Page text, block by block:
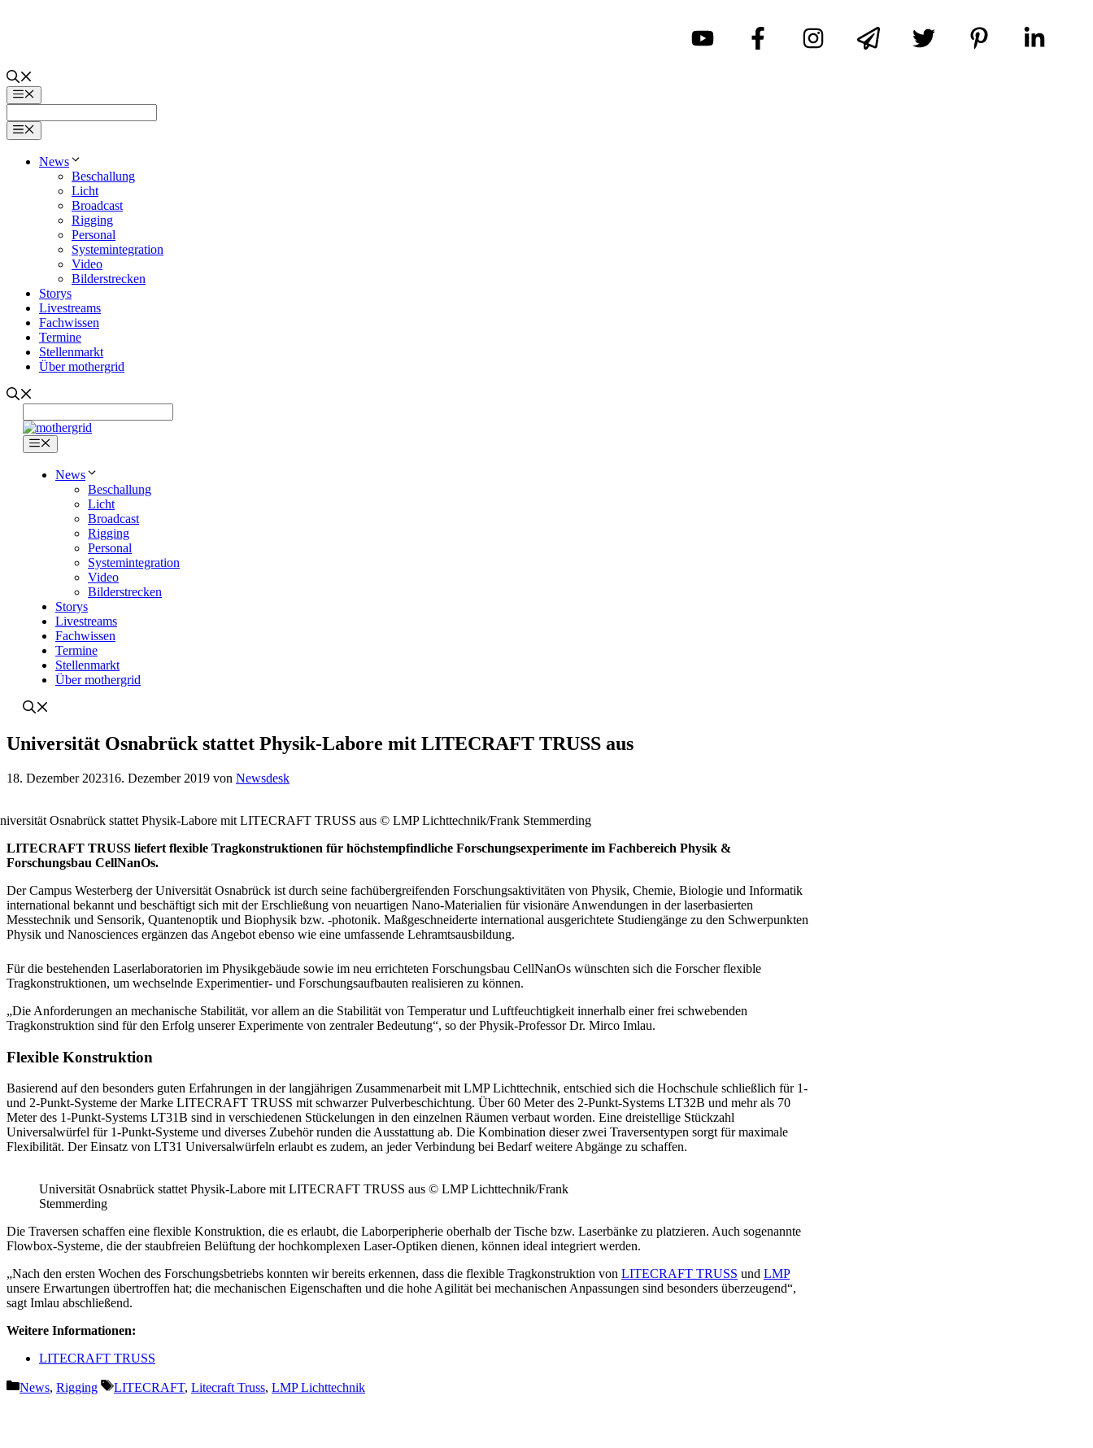
Menü
Menü
News
Beschallung
Licht
Broadcast
Rigging
Personal
Systemintegration
Video
Bilderstrecken
Storys
Livestreams
Fachwissen
Termine
Stellenmarkt
Über mothergrid
Menü
News
Beschallung
Licht
Broadcast
Rigging
Personal
Systemintegration
Video
Bilderstrecken
Storys
Livestreams
Fachwissen
Termine
Stellenmarkt
Über mothergrid
Universität Osnabrück stattet Physik-Labore mit LITECRAFT TRUSS aus
18. Dezember 202316. Dezember 2019 von Newsdesk
Osnabrück stattet Physik-Labore mit LITECRAFT TRUSS aus © LMP Lichttechnik/Frank Stemmerding
LITECRAFT TRUSS liefert flexible Tragkonstruktionen für höchstempfindliche Forschungsexperimente im Fachbereich Physik &
Forschungsbau CellNanOs.
Der Campus Westerberg der Universität Osnabrück ist durch seine fachübergreifenden Forschungsaktivitäten von Physik, Chemie, Biologie und Informatik
international bekannt und beschäftigt sich mit der Erschließung von neuartigen Nano-Materialien für visionäre Anwendungen in der laserbasierten
Messtechnik und Sensorik, Quantenoptik und Biophysik bzw. -photonik. Maßgeschneiderte international ausgerichtete Studiengänge zu den Schwerpunkten
Physik und Nanosciences ergänzen das Angebot ebenso wie eine umfassende Lehramtsausbildung.
Für die bestehenden Laserlaboratorien im Physikgebäude sowie im neu errichteten Forschungsbau CellNanOs wünschten sich die Forscher flexible
Tragkonstruktionen, um wechselnde Experimentier- und Forschungsaufbauten realisieren zu können.
„Die Anforderungen an mechanische Stabilität, vor allem an die Stabilität von Temperatur und Luftfeuchtigkeit innerhalb einer frei schwebenden
Tragkonstruktion sind für den Erfolg unserer Experimente von zentraler Bedeutung“, so der Physik-Professor Dr. Mirco Imlau.
Flexible Konstruktion
Basierend auf den besonders guten Erfahrungen in der langjährigen Zusammenarbeit mit LMP Lichttechnik, entschied sich die Hochschule schließlich für 1-
und 2-Punkt-Systeme der Marke LITECRAFT TRUSS mit schwarzer Pulverbeschichtung. Über 60 Meter des 2-Punkt-Systems LT32B und mehr als 70
Meter des 1-Punkt-Systems LT31B sind in verschiedenen Stückelungen in den einzelnen Räumen verbaut worden. Eine dreistellige Stückzahl
Universalwürfel für 1-Punkt-Systeme und diverses Zubehör runden die Ausstattung ab. Die Kombination dieser zwei Traversentypen sorgt für maximale
Flexibilität. Der Einsatz von LT31 Universalwürfeln erlaubt es zudem, an jeder Verbindung bei Bedarf weitere Abgänge zu schaffen.
Universität Osnabrück stattet Physik-Labore mit LITECRAFT TRUSS aus © LMP Lichttechnik/Frank
Stemmerding
Die Traversen schaffen eine flexible Konstruktion, die es erlaubt, die Laborperipherie oberhalb der Tische bzw. Laserbänke zu platzieren. Auch sogenannte
Flowbox-Systeme, die der staubfreien Belüftung der hochkomplexen Laser-Optiken dienen, können ideal integriert werden.
„Nach den ersten Wochen des Forschungsbetriebs konnten wir bereits erkennen, dass die flexible Tragkonstruktion von LITECRAFT TRUSS und LMP
unsere Erwartungen übertroffen hat; die mechanischen Eigenschaften und die hohe Agilität bei mechanischen Anpassungen sind besonders überzeugend“,
sagt Imlau abschließend.
Weitere Informationen:
LITECRAFT TRUSS
Kategorien
News, Rigging Schlagwörter
LITECRAFT, Litecraft Truss, LMP Lichttechnik